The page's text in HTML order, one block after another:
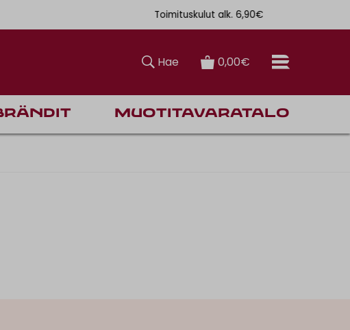
Toimituskulut alk. 6,90€
Hae 0,00€
Muotitavaratalo